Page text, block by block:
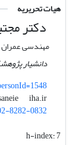
هیات تحریریه
دکتر
مهندسی
دانشیار
saneie
iha.ir
8282-0832
h-index:7